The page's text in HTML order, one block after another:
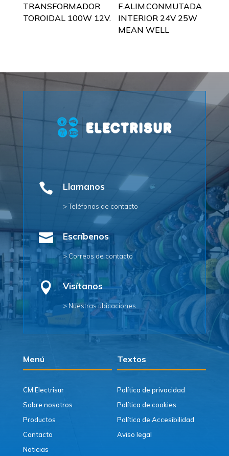
TRANSFORMADOR
TOROIDAL 100W 12V.
F.ALIM.CONMUTADA
INTERIOR 24V 25W
MEAN WELL
 Llamanos
> Teléfonos de contacto
 Escríbenos
> Correos de contacto
 Visítanos
> Nuestras ubicaciones
Menú Textos
CM Electrisur
Sobre nosotros
Productos
Contacto
Noticias
Política de privacidad
Política de cookies
Política de Accesibilidad
Aviso legal